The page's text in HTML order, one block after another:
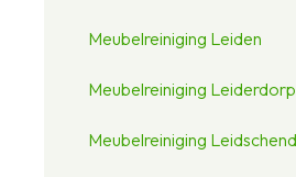
Meubelreiniging Leiden
Meubelreiniging Leiderdorp
Meubelreiniging